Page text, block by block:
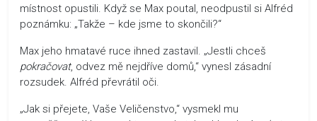
místnost opustili. Když se Max poutal, neodpustil si Alfréd
poznámku: „Takže – kde jsme to skončili?“
Max jeho hmatavé ruce ihned zastavil. „Jestli chceš
pokračovat, odvez mě nejdříve domů,“ vynesl zásadní
rozsudek. Alfréd převrátil oči.
„Jak si přejete, Vaše Veličenstvo,“ vysmekl mu